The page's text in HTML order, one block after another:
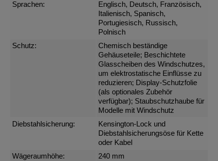
Sprachen:
Englisch, Deutsch, Französisch,
Italienisch, Spanisch,
Portugiesisch, Russisch,
Polnisch
Schutz:
Chemisch beständige
Gehäuseteile; Beschichtete
Glasscheiben des Windschutzes,
um elektrostatische Einflüsse zu
reduzieren; Display-Schutzfolie
(als optionales Zubehör
verfügbar); Staubschutzhaube für
Modelle mit Windschutz
Diebstahlsicherung:
Kensington-Lock und
Diebstahlsicherungsöse für Kette
oder Kabel
Wägeraumhöhe:
240 mm